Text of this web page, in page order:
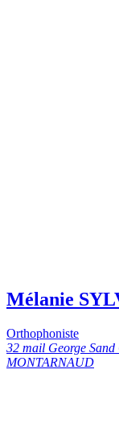
Mélanie
Orthophoniste
32 mail George
MONTARNAUD